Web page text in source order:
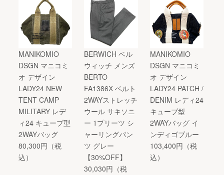
MANIKOMIO
DSGN マニコミ
オ デザイン
LADY24 NEW
TENT CAMP
MILITARY レデ
ィ24 キューブ型
2WAYバッグ
80,300円（税
込）
BERWICH ベル
ウィッチ メンズ
BERTO
FA1386X ベルト
2WAYストレッチ
ウール サキソニ
ー 1プリーツ シ
ャーリングパン
ツ グレー
【30%OFF】
30,030円（税
MANIKOMIO
DSGN マニコミ
オ デザイン
LADY24 PATCH /
DENIM レディ24
キューブ型
2WAYバッグ イ
ンディゴブルー
103,400円（税
込）